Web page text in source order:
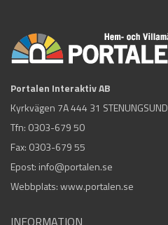
Portalen Interaktiv AB
Kyrkvägen 7A 444 31 STENUNGSUND
Tfn: 0303-679 50
Fax: 0303-679 55
Epost: info@portalen.se
Webbplats: www.portalen.se